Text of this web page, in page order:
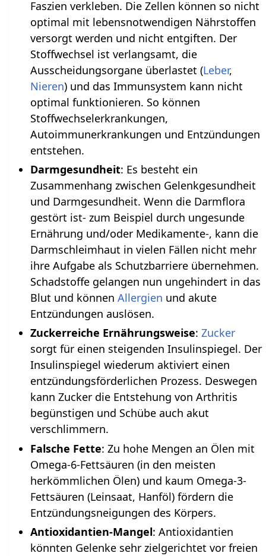
Faszien verkleben. Die Zellen können so nicht
optimal mit lebensnotwendigen Nährstoffen
versorgt werden und nicht entgiften. Der
Stoffwechsel ist verlangsamt, die
Ausscheidungsorgane überlastet (Leber,
Nieren) und das Immunsystem kann nicht
optimal funktionieren. So können
Stoffwechselerkrankungen,
Autoimmunerkrankungen und Entzündungen
entstehen.
Darmgesundheit: Es besteht ein
Zusammenhang zwischen Gelenkgesundheit
und Darmgesundheit. Wenn die Darmflora
gestört ist- zum Beispiel durch ungesunde
Ernährung und/oder Medikamente-, kann die
Darmschleimhaut in vielen Fällen nicht mehr
ihre Aufgabe als Schutzbarriere übernehmen.
Schadstoffe gelangen nun ungehindert in das
Blut und können Allergien und akute
Entzündungen auslösen.
Zuckerreiche Ernährungsweise: Zucker
sorgt für einen steigenden Insulinspiegel. Der
Insulinspiegel wiederum aktiviert einen
entzündungsförderlichen Prozess. Deswegen
kann Zucker die Entstehung von Arthritis
begünstigen und Schübe auch akut
verschlimmern.
Falsche Fette: Zu hohe Mengen an Ölen mit
Omega-6-Fettsäuren (in den meisten
herkömmlichen Ölen) und kaum Omega-3-
Fettsäuren (Leinsaat, Hanföl) fördern die
Entzündungsneigungen des Körpers.
Antioxidantien-Mangel: Antioxidantien
könnten Gelenke sehr zielgerichtet vor freien